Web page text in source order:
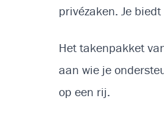
privézaken. Je
Het takenpakket
aan wie je
op een rij.